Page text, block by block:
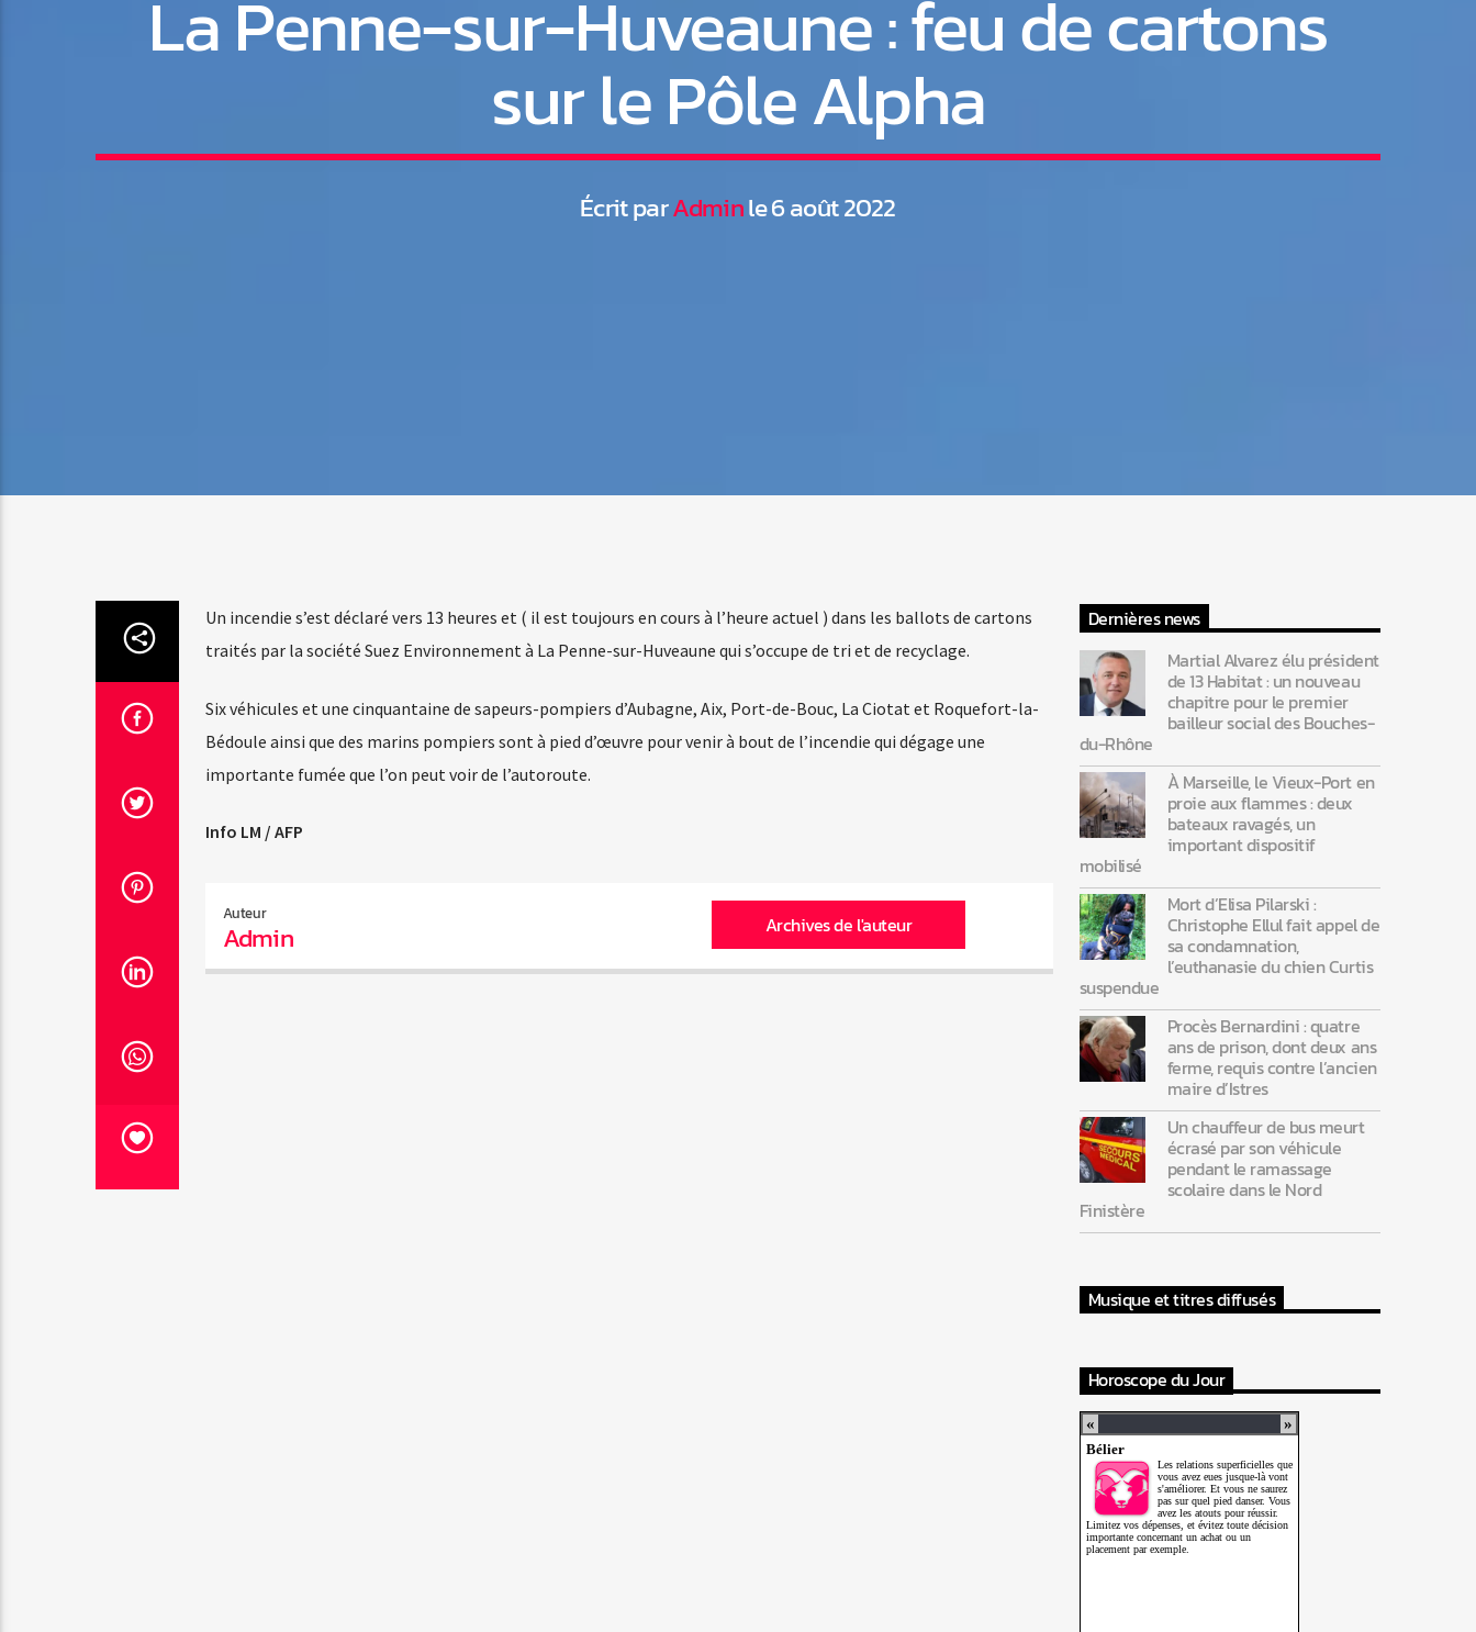
La Penne-sur-Huveaune : feu de cartons
sur le Pôle Alpha
Écrit parAdminle 6 août 2022
Un incendie s’est déclaré vers 13 heures et ( il est toujours en cours à l’heure actuel ) dans les ballots de cartons
traités par la société Suez Environnement à La Penne-sur-Huveaune qui s’occupe de tri et de recyclage.
Six véhicules et une cinquantaine de sapeurs-pompiers d’Aubagne, Aix, Port-de-Bouc, La Ciotat et Roquefort-la-
Bédoule ainsi que des marins pompiers sont à pied d’œuvre pour venir à bout de l’incendie qui dégage une
importante fumée que l’on peut voir de l’autoroute.
Info LM / AFP
Auteur
Admin Archives de l'auteur
Dernières news
Martial Alvarez élu président
de 13 Habitat : un nouveau
chapitre pour le premier
bailleur social des Bouches-
du-Rhône
À Marseille, le Vieux-Port en
proie aux flammes : deux
bateaux ravagés, un
important dispositif
mobilisé
Mort d’Elisa Pilarski :
Christophe Ellul fait appel de
sa condamnation,
l’euthanasie du chien Curtis
suspendue
Procès Bernardini : quatre
ans de prison, dont deux ans
ferme, requis contre l’ancien
maire d’Istres
Un chauffeur de bus meurt
écrasé par son véhicule
pendant le ramassage
scolaire dans le Nord
Finistère
Musique et titres diffusés
Horoscope du Jour